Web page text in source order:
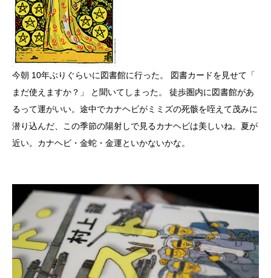
今朝 10年ぶりぐらいに図書館に行った。 図書カードを見せて「
まだ使えますか？」 と聞いてしまった。 徒歩圏内に図書館があ
るって運がいい。途中でカナヘビがミミズの死骸を咥えて茂みに
潜り込んだ、この季節の陽射しで見るカナヘビは美しいね。夏が
近い。カナヘビ・金蛇・金運といかないかな。